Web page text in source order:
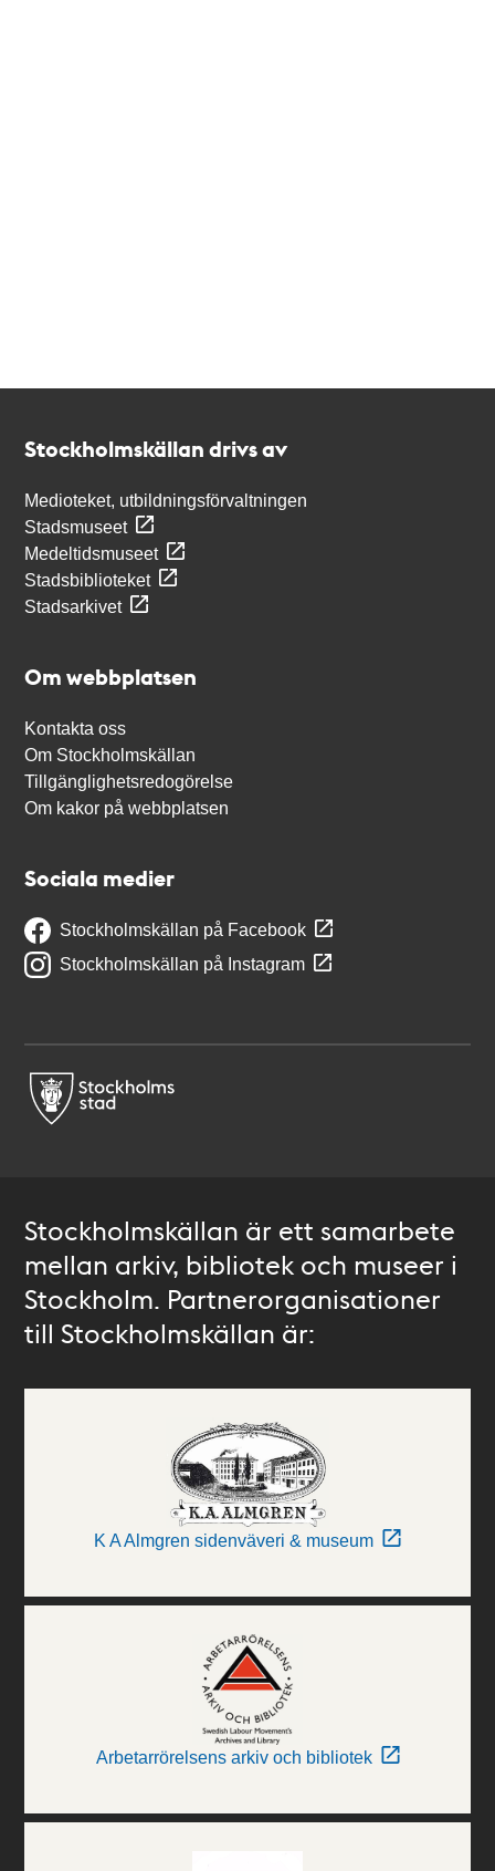
Stockholmskällan drivs av
Medioteket, utbildningsförvaltningen
Stadsmuseet
Medeltidsmuseet
Stadsbiblioteket
Stadsarkivet
Om webbplatsen
Kontakta oss
Om Stockholmskällan
Tillgänglighetsredogörelse
Om kakor på webbplatsen
Sociala medier
Stockholmskällan på Facebook
Stockholmskällan på Instagram
Stockholmskällan är ett samarbete
mellan arkiv, bibliotek och museer i
Stockholm. Partnerorganisationer
till Stockholmskällan är:
K A Almgren sidenväveri & museum
Arbetarrörelsens arkiv och bibliotek